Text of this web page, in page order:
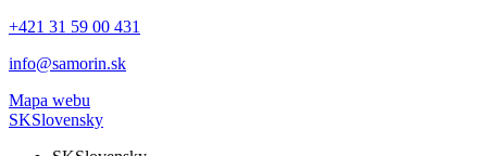
+421 31 59 00 431
info@samorin.sk
Mapa webu
SKSlovensky